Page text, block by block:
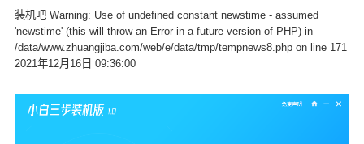
装机吧 Warning: Use of undefined constant newstime - assumed
'newstime' (this will throw an Error in a future version of PHP) in
/data/www.zhuangjiba.com/web/e/data/tmp/tempnews8.php on line 171
2021年12月16日 09:36:00